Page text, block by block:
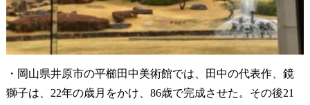
・岡山県井原市の平櫛田中美術館では、田中の代表作、鏡
獅子は、22年の歳月をかけ、86歳で完成させた。その後21